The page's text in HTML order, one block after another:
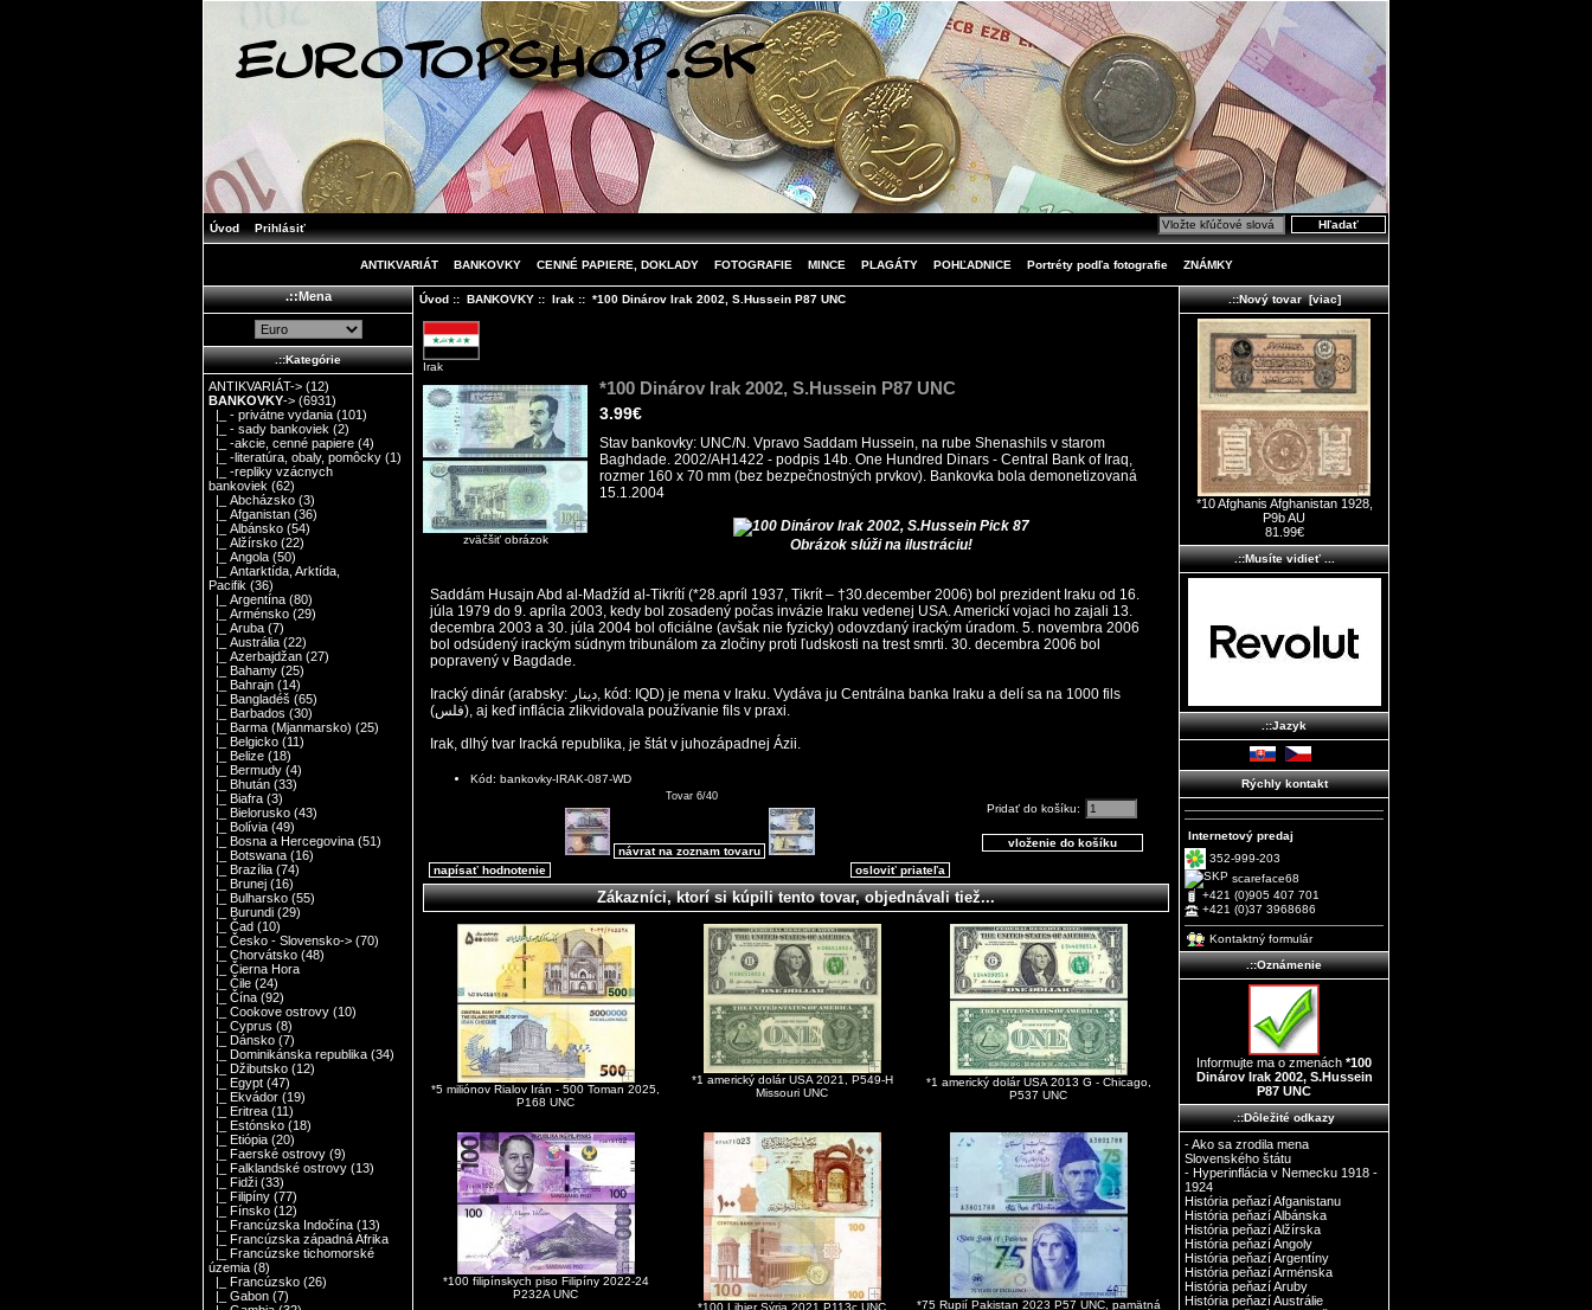
Úvod Prihlásiť
ANTIKVARIÁT BANKOVKY CENNÉ PAPIERE, DOKLADY FOTOGRAFIE MINCE PLAGÁTY POHĽADNICE Portréty podľa fotografie ZNÁMKY
.::Mena
.::Kategórie
ANTIKVARIÁT-> (12)
BANKOVKY-> (6931)
|_ - privátne vydania (101)
|_ - sady bankoviek (2)
|_ -akcie, cenné papiere (4)
|_ -literatúra, obaly, pomôcky (1)
|_ -repliky vzácnych
bankoviek (62)
|_ Abcházsko (3)
|_ Afganistan (36)
|_ Albánsko (54)
|_ Alžírsko (22)
|_ Angola (50)
|_ Antarktída, Arktída,
Pacifik (36)
|_ Argentína (80)
|_ Arménsko (29)
|_ Aruba (7)
|_ Austrália (22)
|_ Azerbajdžan (27)
|_ Bahamy (25)
|_ Bahrajn (14)
|_ Bangladéš (65)
|_ Barbados (30)
|_ Barma (Mjanmarsko) (25)
|_ Belgicko (11)
|_ Belize (18)
|_ Bermudy (4)
|_ Bhután (33)
|_ Biafra (3)
|_ Bielorusko (43)
|_ Bolívia (49)
|_ Bosna a Hercegovina (51)
|_ Botswana (16)
|_ Brazília (74)
|_ Brunej (16)
|_ Bulharsko (55)
|_ Burundi (29)
|_ Čad (10)
|_ Česko - Slovensko-> (70)
|_ Chorvátsko (48)
|_ Čierna Hora
|_ Čile (24)
|_ Čína (92)
|_ Cookove ostrovy (10)
|_ Cyprus (8)
|_ Dánsko (7)
|_ Dominikánska republika (34)
|_ Džibutsko (12)
|_ Egypt (47)
|_ Ekvádor (19)
|_ Eritrea (11)
|_ Estónsko (18)
|_ Etiópia (20)
|_ Faerské ostrovy (9)
|_ Falklandské ostrovy (13)
|_ Fidži (33)
|_ Filipíny (77)
|_ Fínsko (12)
|_ Francúzska Indočína (13)
|_ Francúzska západná Afrika
|_ Francúzske tichomorské
územia (8)
|_ Francúzsko (26)
|_ Gabon (7)
Úvod:: BANKOVKY:: Irak:: *100 Dinárov Irak 2002, S.Hussein P87 UNC
Irak
zväčšiť obrázok
*100 Dinárov Irak 2002, S.Hussein P87 UNC
3.99€
Stav bankovky: UNC/N. Vpravo Saddam Hussein, na rube Shenashils v starom
Baghdade. 2002/AH1422 - podpis 14b. One Hundred Dinars - Central Bank of Iraq,
rozmer 160 x 70 mm (bez bezpečnostných prvkov). Bankovka bola demonetizovaná
15.1.2004
Obrázok slúži na ilustráciu!
Saddám Husajn Abd al-Madžíd al-Tikrítí (*28.apríl 1937, Tikrít – †30.december 2006) bol prezident Iraku od 16.
júla 1979 do 9. apríla 2003, kedy bol zosadený počas invázie Iraku vedenej USA. Americkí vojaci ho zajali 13.
decembra 2003 a 30. júla 2004 bol oficiálne (avšak nie fyzicky) odovzdaný irackým úradom. 5. novembra 2006
bol odsúdený irackým súdnym tribunálom za zločiny proti ľudskosti na trest smrti. 30. decembra 2006 bol
popravený v Bagdade.
Iracký dinár (arabsky: دينار, kód: IQD) je mena v Iraku. Vydáva ju Centrálna banka Iraku a delí sa na 1000 fils
(فلس), aj keď inflácia zlikvidovala používanie fils v praxi.
Irak, dlhý tvar Iracká republika, je štát v juhozápadnej Ázii.
Pridať do košíku:
Kód: bankovky-IRAK-087-WD
Tovar 6/40
návrat na zoznam tovaru
osloviť priateľa
napísať hodnotenie
Zákazníci, ktorí si kúpili tento tovar, objednávali tiež...
*5 miliónov Rialov Irán - 500 Toman 2025,
P168 UNC
*1 americký dolár USA 2021, P549-H
Missouri UNC
*1 americký dolár USA 2013 G - Chicago,
P537 UNC
*100 filipínskych piso Filipíny 2022-24
P232A UNC
*100 Libier Sýria 2021 P113c UNC
*75 Rupií Pakistan 2023 P57 UNC, pamätná
.::Nový tovar [viac]
*10 Afghanis Afghanistan 1928,
P9b AU
81.99€
.::Musíte vidieť ...
.::Jazyk
Rýchly kontakt
Internetový predaj
352-999-203
scareface68
+421 (0)905 407 701
+421 (0)37 3968686
Kontaktný formulár
.::Oznámenie
Informujte ma o zmenách *100
Dinárov Irak 2002, S.Hussein
P87 UNC
.::Dôležité odkazy
- Ako sa zrodila mena
Slovenského štátu
- Hyperinflácia v Nemecku 1918 -
1924
História peňazí Afganistanu
História peňazí Albánska
História peňazí Alžírska
História peňazí Angoly
História peňazí Argentíny
História peňazí Arménska
História peňazí Aruby
História peňazí Austrálie